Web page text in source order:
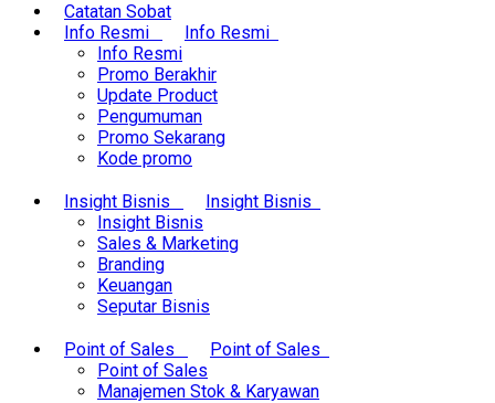
Catatan Sobat
Info Resmi
Info Resmi
Info Resmi
Promo Berakhir
Update Product
Pengumuman
Promo Sekarang
Kode promo
Insight Bisnis
Insight Bisnis
Insight Bisnis
Sales & Marketing
Branding
Keuangan
Seputar Bisnis
Point of Sales
Point of Sales
Point of Sales
Manajemen Stok & Karyawan